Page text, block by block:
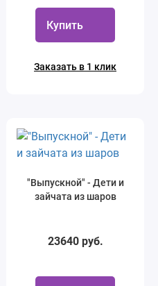
Купить
Заказать в 1 клик
"Выпускной" - Дети и
зайчата из шаров
23640 руб.